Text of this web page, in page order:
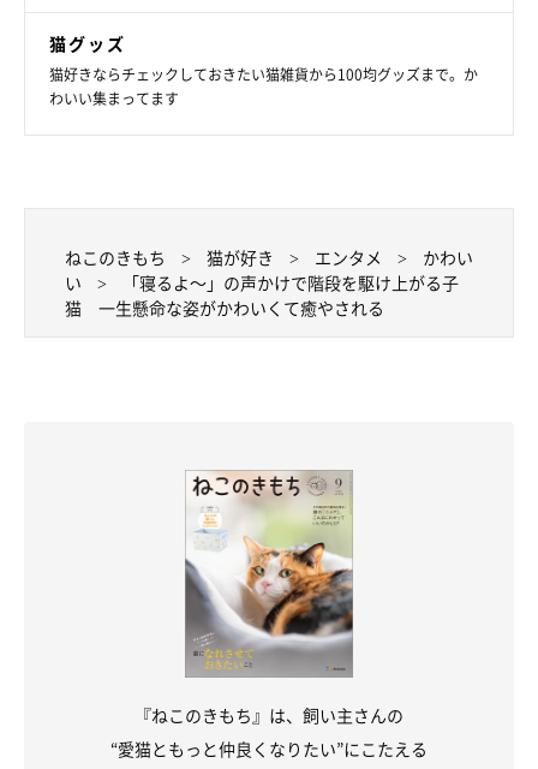
猫グッズ
猫好きならチェックしておきたい猫雑貨から100均グッズまで。か
わいい集まってます
ねこのきもち 猫が好き エンタメ
かわい
い
「寝るよ～」の声かけで階段を駆け上がる子
猫 一生懸命な姿がかわいくて癒やされる
『ねこのきもち』は、飼い主さんの
“愛猫ともっと仲良くなりたい”にこたえる